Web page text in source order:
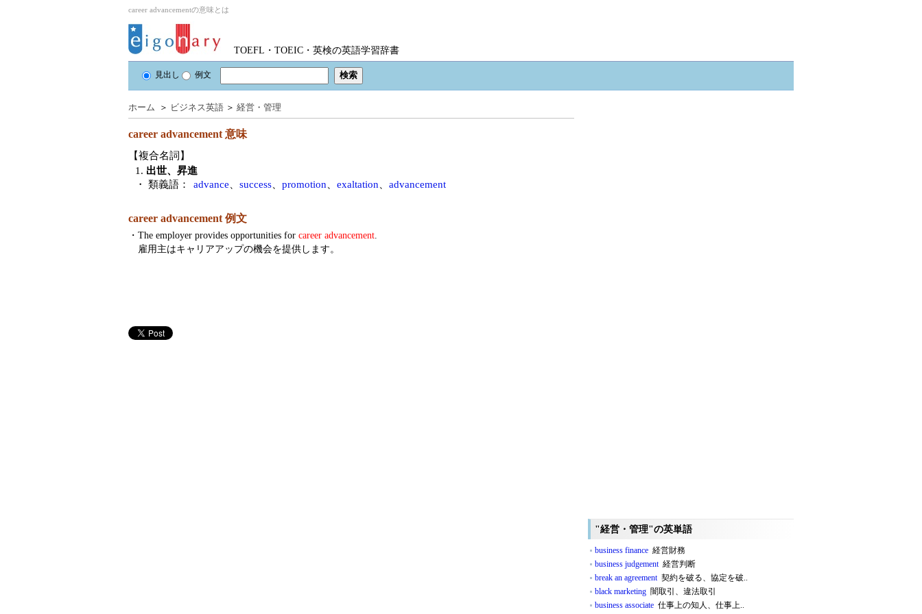
career advancementの意味とは
TOEFL・TOEIC・英検の英語学習辞書
見出し 例文
ホーム ＞ ビジネス英語 ＞ 経営・管理
career advancement 意味
【複合名詞】
1. 出世、昇進
・ 類義語：
advance success promotion exaltation advancement
career advancement 例文
・ The employer provides opportunities for career advancement.
雇用主はキャリアアップの機会を提供します。
"経営・管理"の英単語
business finance 経営財務
business judgement経営判断
break an agreement契約を破る、協定を破..
black marketing 闇取引、違法取引
business associate 仕事上の知人、仕事上..